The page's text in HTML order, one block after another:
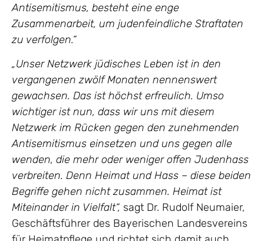
Antisemitismus, besteht eine enge
Zusammenarbeit, um judenfeindliche Straftaten
zu verfolgen.“
„Unser Netzwerk jüdisches Leben ist in den
vergangenen zwölf Monaten nennenswert
gewachsen. Das ist höchst erfreulich. Umso
wichtiger ist nun, dass wir uns mit diesem
Netzwerk im Rücken gegen den zunehmenden
Antisemitismus einsetzen und uns gegen alle
wenden, die mehr oder weniger offen Judenhass
verbreiten. Denn Heimat und Hass – diese beiden
Begriffe gehen nicht zusammen. Heimat ist
Miteinander in Vielfalt“, sagt Dr. Rudolf Neumaier,
Geschäftsführer des Bayerischen Landesvereins